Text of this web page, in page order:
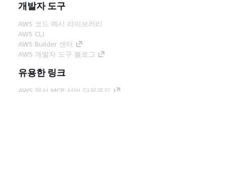
개발자 도구
AWS 코드 예시 라이브러리
AWS CLI
AWS Builder 센터
AWS 개발자 도구 블로그
유용한 링크
AWS 문서 MCP 서버 다운로드